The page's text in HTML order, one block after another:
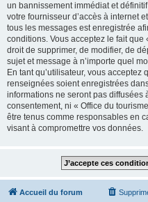
un bannissement immédiat et
votre fournisseur d’accès à internet
tous les messages est enregistrée
conditions. Vous acceptez le fait que
droit de supprimer, de modifier, de
sujet et message à n’importe quel
En tant qu’utilisateur, vous
renseignées soient enregistrées
informations ne seront pas diffusées
consentement, ni « Office du
être tenus comme responsables en
visant à compromettre vos données.
Accueil du forum